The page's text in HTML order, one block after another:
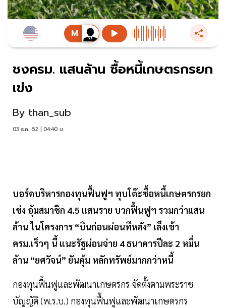
ชงครม. แสนล้าน ซื้อหนี้เกษตรกรยก
เข่ง
By than_sub
03 ธ.ค. 62 | 04:40 น.
บอร์ดบริหารกองทุนฟื้นฟูฯ ทุบโต๊ะซื้อหนี้เกษตรกรยก
เข่ง อุ้มสมาชิก 4.5 แสนราย บวกฟื้นฟูฯ รวมกว่าแสน
ล้าน ในโครงการ “บินก่อนผ่อนทีหลัง” เล็งเข้า
ครม.เร็วๆ นี้ แนะรัฐผ่อนจ่าย 4 ธนาคารปีละ 2 หมื่น
ล้าน “ยศวัจน์” ยันคุ้ม หลักทรัพย์มากกว่าหนี้
กองทุนฟื้นฟูและพัฒนาเกษตรกร จัดตั้งตามพระราช
บัญญัติ (พ.ร.บ.) กองทุนฟื้นฟูและพัฒนาเกษตรกร